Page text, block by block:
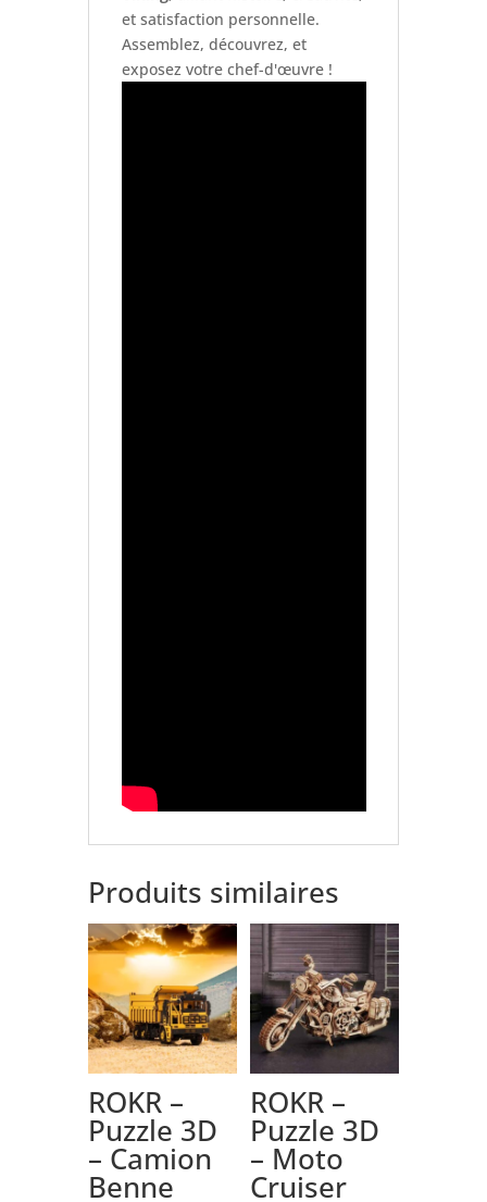
et satisfaction personnelle.
Assemblez, découvrez, et
exposez votre chef-d'œuvre !
Produits similaires
ROKR –
Puzzle 3D
– Camion
Benne
ROKR –
Puzzle 3D
– Moto
Cruiser